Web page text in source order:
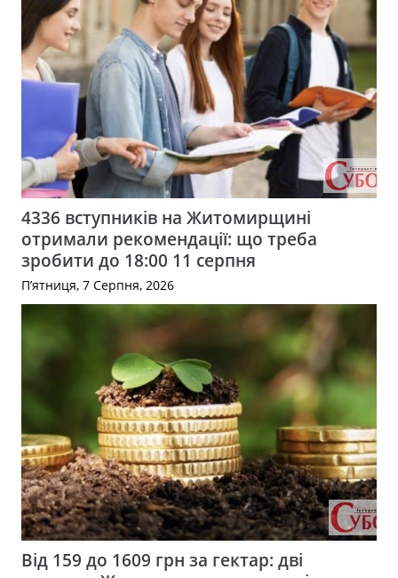
4336 вступників на Житомирщині
отримали рекомендації: що треба
зробити до 18:00 11 серпня
П’ятниця, 7 Серпня, 2026
Від 159 до 1609 грн за гектар: дві